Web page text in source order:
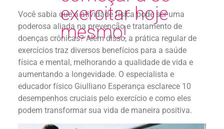
exercitar hoje
mesmo!
Você sabia que a atividade física pode ser uma
poderosa aliada na prevenção e tratamento de
doenças crônicas? Além disso, a prática regular de
exercícios traz diversos benefícios para a saúde
física e mental, melhorando a qualidade de vida e
aumentando a longevidade. O especialista e
educador físico Giulliano Esperança esclarece 10
desempenhos cruciais pelo exercício e como eles
podem transformar sua vida de maneira positiva.